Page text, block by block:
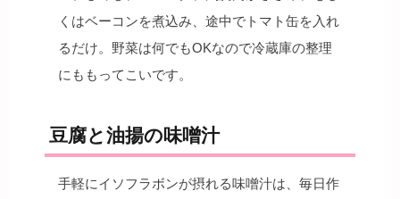
くはベーコンを煮込み、途中でトマト缶を入れ
るだけ。野菜は何でもOKなので冷蔵庫の整理
にももってこいです。
豆腐と油揚の味噌汁
手軽にイソフラボンが摂れる味噌汁は、毎日作